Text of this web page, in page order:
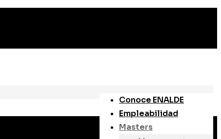
Conoce ENALDE
Empleabilidad
Masters